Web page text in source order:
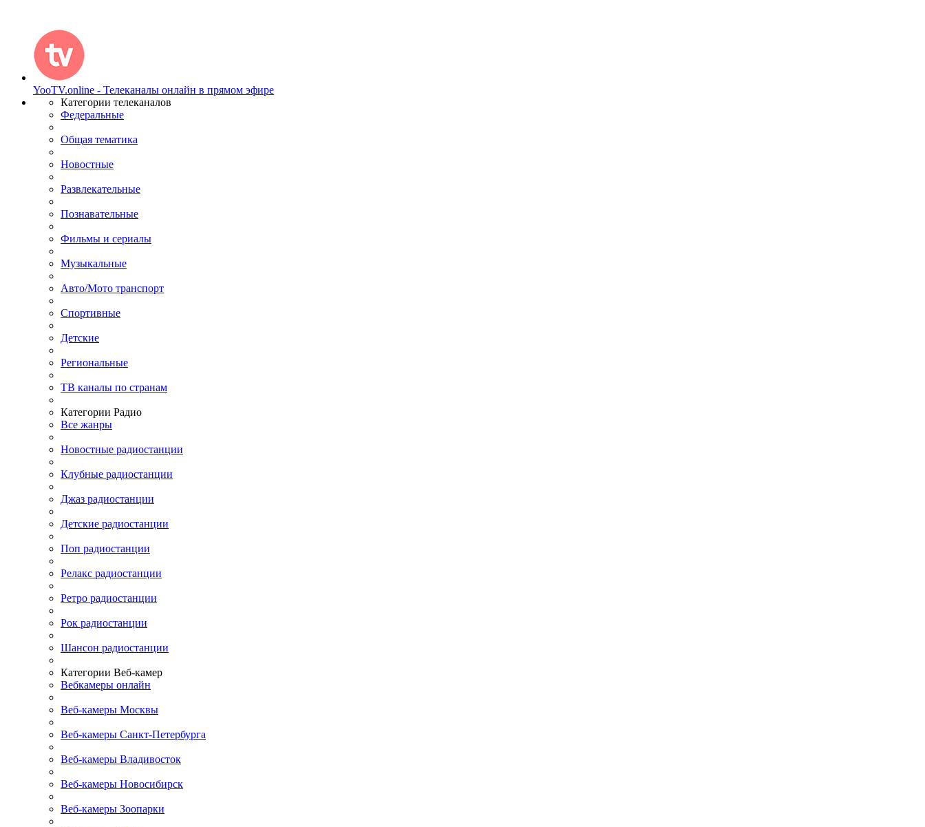
YooTV.online - Телеканалы онлайн в прямом эфире
Категории телеканалов
Федеральные
Общая тематика
Новостные
Развлекательные
Познавательные
Фильмы и сериалы
Музыкальные
Авто/Мото транспорт
Спортивные
Детские
Региональные
ТВ каналы по странам
Категории Радио
Все жанры
Новостные радиостанции
Клубные радиостанции
Джаз радиостанции
Детские радиостанции
Поп радиостанции
Релакс радиостанции
Ретро радиостанции
Рок радиостанции
Шансон радиостанции
Категории Веб-камер
Вебкамеры онлайн
Веб-камеры Москвы
Веб-камеры Санкт-Петербурга
Веб-камеры Владивосток
Веб-камеры Новосибирск
Веб-камеры Зоопарки